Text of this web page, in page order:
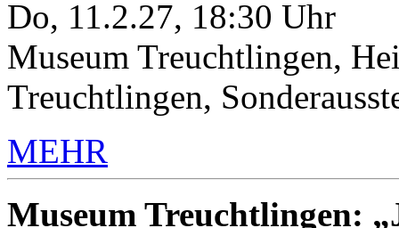
Do, 11.2.27, 18:30 Uhr
Museum Treuchtlingen,
Treuchtlingen,
MEHR
Museum Treuchtlingen: